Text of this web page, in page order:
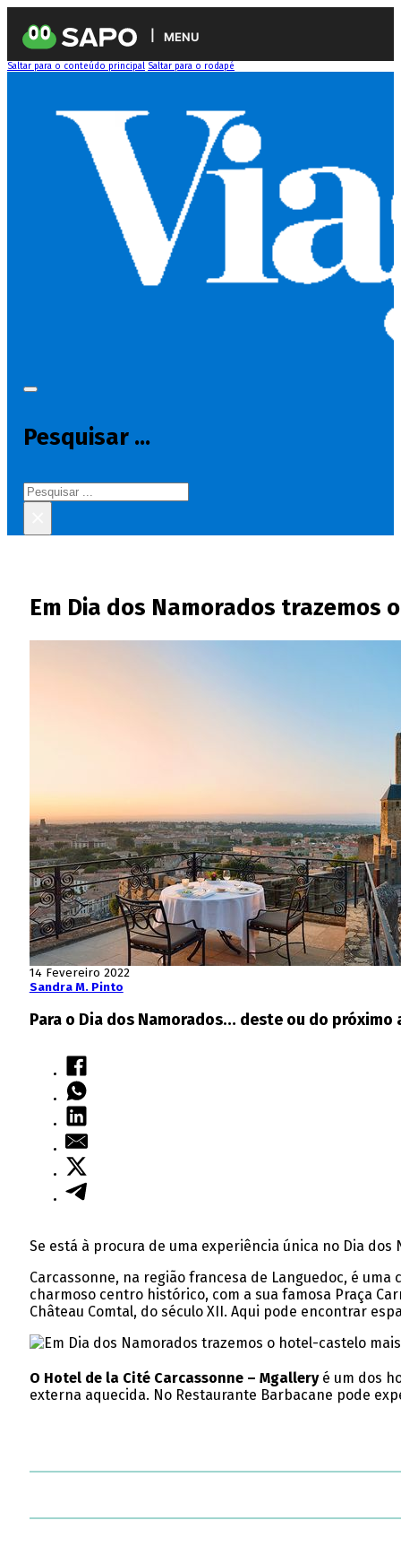
MENU
Saltar para o conteúdo principal Saltar para o rodapé
Pesquisar ...
Pesquisar
Em Dia dos Namorados
14 Fevereiro 2022
Sandra M. Pinto
Para o Dia dos Namorados… deste ou do próximo
Se está à procura de uma experiência única no Dia
Carcassonne, na região francesa de Languedoc, é
charmoso centro histórico, com a sua famosa Praça
Château Comtal, do século XII. Aqui pode encontrar
O Hotel de la Cité Carcassonne – Mgalleryé um dos
externa aquecida. No Restaurante Barbacane pode